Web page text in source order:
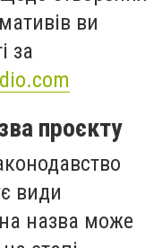
ви
за
проєкту
види
назва може